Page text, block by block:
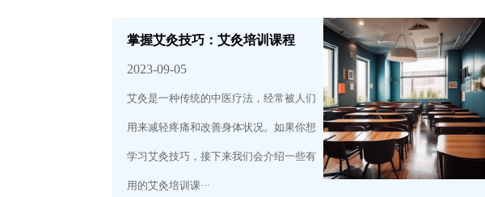
掌握艾灸技巧：艾灸培训课程
2023-09-05
艾灸是一种传统的中医疗法，经常被人们
用来减轻疼痛和改善身体状况。如果你想
学习艾灸技巧，接下来我们会介绍一些有
用的艾灸培训课···